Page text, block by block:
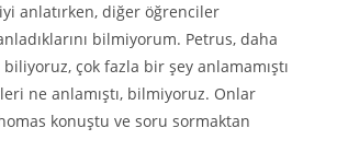
anlatırken, diğer öğrenciler
bilmiyorum. Petrus, daha
çok fazla bir şey anlamamıştı
ne anlamıştı, bilmiyoruz. Onlar
konuştu ve soru sormaktan